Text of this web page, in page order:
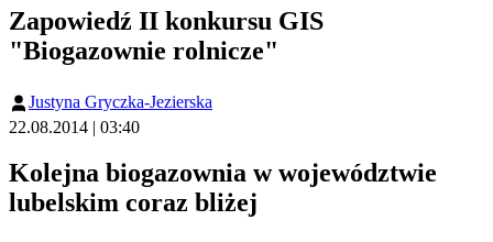
Zapowiedź II konkursu GIS
"Biogazownie rolnicze"
Justyna Gryczka-Jezierska
22.08.2014 | 03:40
Kolejna biogazownia w województwie
lubelskim coraz bliżej